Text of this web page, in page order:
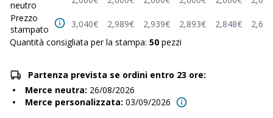
neutro
Prezzo
stampato
3,040€ 2,989€ 2,939€ 2,893€ 2,848€ 2,678
Quantità consigliata per la stampa: 50 pezzi
Partenza prevista se ordini entro 23 ore:
Merce neutra: 26/08/2026
Merce personalizzata: 03/09/2026